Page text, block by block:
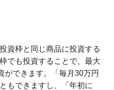
資枠と同じ商品に投資する
でも投資することで、最大
ができます。「毎月30万円
もできますし、「年初に